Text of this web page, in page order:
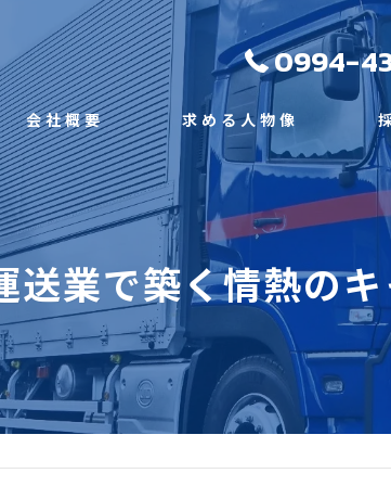
0994-
会社概要
代表挨拶
ビジョン
事業案内
求める人物像
送業で築く情熱の